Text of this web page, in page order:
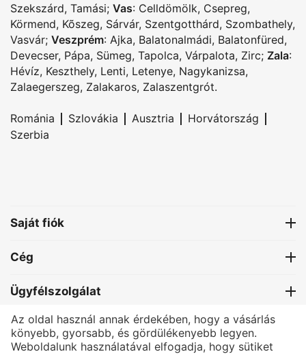
Szekszárd, Tamási; Vas: Celldömölk, Csepreg,
Körmend, Kõszeg, Sárvár, Szentgotthárd, Szombathely,
Vasvár; Veszprém: Ajka, Balatonalmádi, Balatonfüred,
Devecser, Pápa, Sümeg, Tapolca, Várpalota, Zirc; Zala:
Hévíz, Keszthely, Lenti, Letenye, Nagykanizsa,
Zalaegerszeg, Zalakaros, Zalaszentgrót.
Románia | Szlovákia | Ausztria | Horvátország |
Szerbia
Saját fiók
Cég
Ügyfélszolgálat
Kapcsolat
Az oldal használ annak érdekében, hogy a vásárlás
könyebb, gyorsabb, és gördülékenyebb legyen.
Weboldalunk használatával elfogadja, hogy sütiket